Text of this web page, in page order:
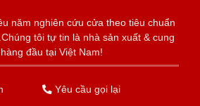
năm nghiên cứu cửa theo tiêu chuẩn
tôi tự tin là nhà sản xuất & cung
đầu tại Việt Nam!
Yêu cầu gọi lại